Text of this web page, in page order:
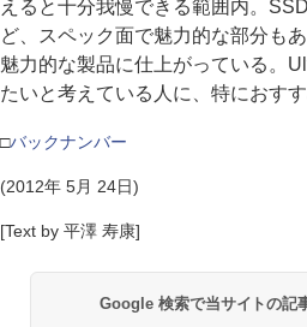
えると十分我慢できる範囲内。
ど、スペック面で魅力的な部分も
魅力的な製品に仕上がっている。
たいと考えている人に、特におすす
□バックナンバー
(2012年 5月 24日)
[Text by 平澤 寿康]
Google 検索で当サイトの記